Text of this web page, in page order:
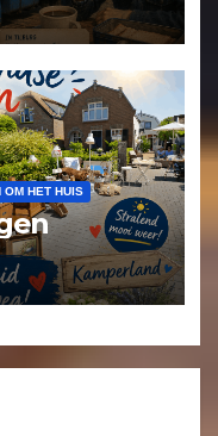
OM HET HUIS